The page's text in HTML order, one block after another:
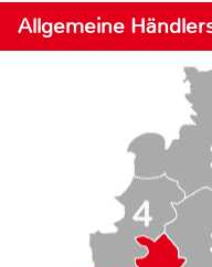
Allgemeine